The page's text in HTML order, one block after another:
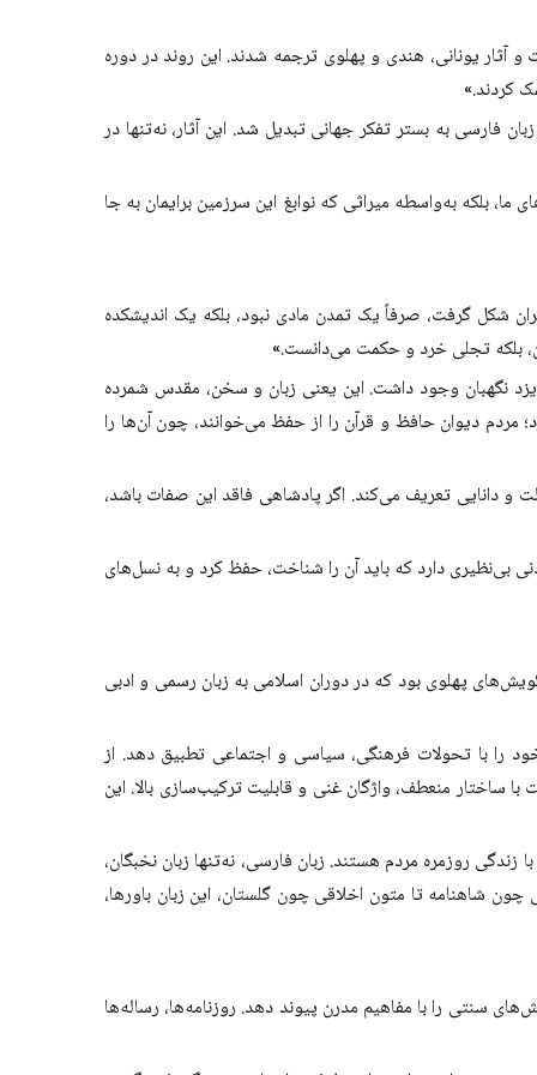
یونانی، هندی و پهلوی ترجمه شدند. این روند در دوره
کردند.»
به بستر تفکر جهانی تبدیل شد. این آثار، نه‌تنها در
بلکه به‌واسطه میراثی که نوابغ این سرزمین برایمان به جا
شکل گرفت، صرفاً یک تمدن مادی نبود، بلکه یک اندیشکده
بلکه تجلی خرد و حکمت می‌دانست.»
ایزد نگهبان وجود داشت. این یعنی زبان و سخن، مقدس شمرده
دیوان حافظ و قرآن را از حفظ می‌خوانند، چون آن‌ها را
تعریف می‌کند. اگر پادشاهی فاقد این صفات باشد،
بی‌نظیری دارد که باید آن را شناخت، حفظ کرد و به نسل‌های
پهلوی بود که در دوران اسلامی به زبان رسمی و ادبی
را با تحولات فرهنگی، سیاسی و اجتماعی تطبیق دهد. از
ساختار منعطف، واژگان غنی و قابلیت ترکیب‌سازی بالا. این
روزمره مردم هستند. زبان فارسی، نه‌تنها زبان نخبگان،
شاهنامه تا متون اخلاقی چون گلستان، این زبان باورها،
سنتی را با مفاهیم مدرن پیوند دهد. روزنامه‌ها، رساله‌ها